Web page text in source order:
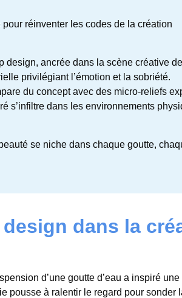
réinventer les codes de la création
design, ancrée dans la scène créative
privilégiant l’émotion et la sobriété.
du concept avec des micro-reliefs
s’infiltre dans les environnements
se niche dans chaque goutte,
dans la
d’une goutte d’eau a inspiré
pousse à ralentir le regard pour sonder